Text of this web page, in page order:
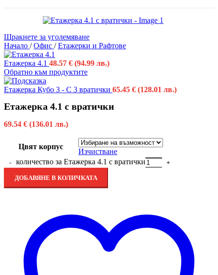
Щракнете за уголемяване
Начало / Офис / Етажерки и Рафтове
Етажерка 4.1 48.57 € (94.99 лв.)
Обратно към продуктите
Етажерка Кубо 3 - С 3 вратички 65.45 € (128.01 лв.)
Етажерка 4.1 с вратички
69.54 € (136.01 лв.)
Цвят корпус
Изчистване
количество за Етажерка 4.1 с вратички
ДОБАВЯНЕ В КОЛИЧКАТА